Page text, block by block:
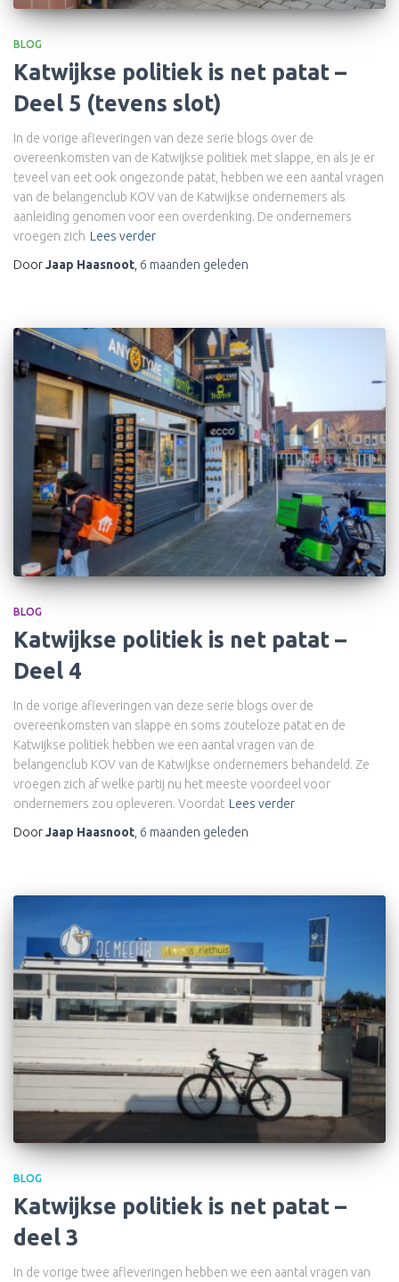
BLOG
Katwijkse politiek is net patat –
Deel 5 (tevens slot)
In de vorige afleveringen van deze serie blogs over de
overeenkomsten van de Katwijkse politiek met slappe, en als je er
teveel van eet ook ongezonde patat, hebben we een aantal vragen
van de belangenclub KOV van de Katwijkse ondernemers als
aanleiding genomen voor een overdenking. De ondernemers
vroegen zich Lees verder
DoorJaap Haasnoot 6 maanden geleden
BLOG
Katwijkse politiek is net patat –
Deel 4
In de vorige afleveringen van deze serie blogs over de
overeenkomsten van slappe en soms zouteloze patat en de
Katwijkse politiek hebben we een aantal vragen van de
belangenclub KOV van de Katwijkse ondernemers behandeld. Ze
vroegen zich af welke partij nu het meeste voordeel voor
ondernemers zou opleveren. Voordat Lees verder
DoorJaap Haasnoot 6 maanden geleden
BLOG
Katwijkse politiek is net patat –
deel 3
In de vorige twee afleveringen hebben we een aantal vragen van